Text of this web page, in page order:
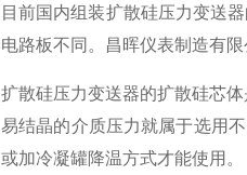
目前国内组装扩散硅压力变送
电路板不同。昌晖仪表制造有
扩散硅压力变送器的扩散硅芯
易结晶的介质压力就属于选用
或加冷凝罐降温方式才能使用。